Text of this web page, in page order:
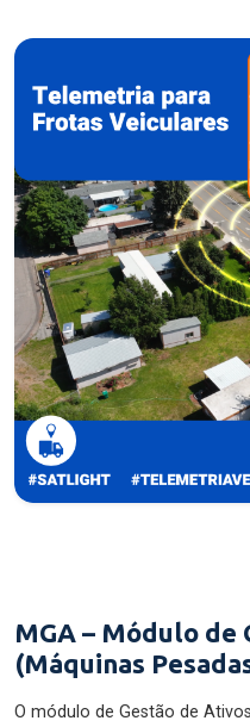
MGA – Módulo de
(Máquinas
O módulo de Gestão de